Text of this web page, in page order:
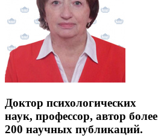
Доктор психологических
наук, профессор, автор более
200 научных публикаций.